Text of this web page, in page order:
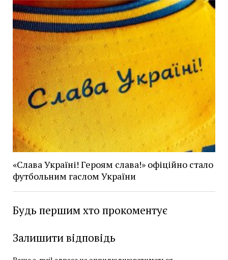
«Слава Україні! Героям слава!» офіційно стало
футбольним гаслом України
Будь першим хто прокоментує
Залишити відповідь